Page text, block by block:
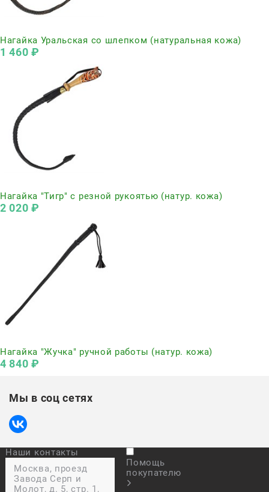
Нагайка Уральская со шлепком (натуральная кожа)
1 460 ₽
Нагайка "Тигр" с резной рукоятью (натур. кожа)
2 020 ₽
Нагайка "Жучка" ручной работы (натур. кожа)
4 840 ₽
Мы в соц сетях
Наши контакты
Москва, проезд
Завода Серп и
Молот, д. 5, стр. 1,
Помощь
покупателю